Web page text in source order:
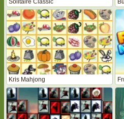
Solitaire Classic
Kris Mahjong